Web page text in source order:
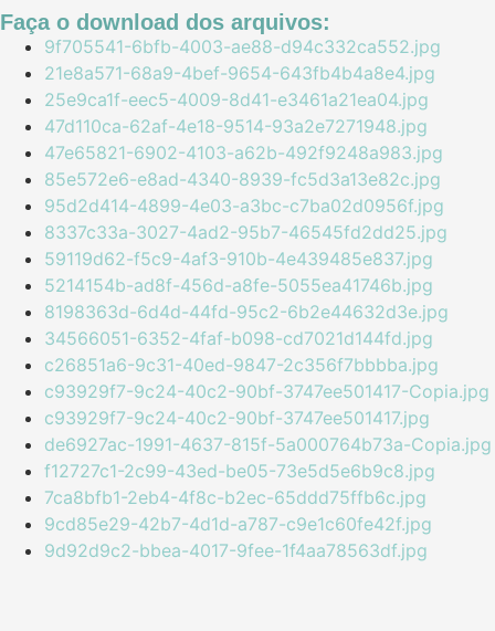
Faça o download dos arquivos:
9f705541-6bfb-4003-ae88-d94c332ca552.jpg
21e8a571-68a9-4bef-9654-643fb4b4a8e4.jpg
25e9ca1f-eec5-4009-8d41-e3461a21ea04.jpg
47d110ca-62af-4e18-9514-93a2e7271948.jpg
47e65821-6902-4103-a62b-492f9248a983.jpg
85e572e6-e8ad-4340-8939-fc5d3a13e82c.jpg
95d2d414-4899-4e03-a3bc-c7ba02d0956f.jpg
8337c33a-3027-4ad2-95b7-46545fd2dd25.jpg
59119d62-f5c9-4af3-910b-4e439485e837.jpg
5214154b-ad8f-456d-a8fe-5055ea41746b.jpg
8198363d-6d4d-44fd-95c2-6b2e44632d3e.jpg
34566051-6352-4faf-b098-cd7021d144fd.jpg
c26851a6-9c31-40ed-9847-2c356f7bbbba.jpg
c93929f7-9c24-40c2-90bf-3747ee501417-Copia.jpg
c93929f7-9c24-40c2-90bf-3747ee501417.jpg
de6927ac-1991-4637-815f-5a000764b73a-Copia.jpg
f12727c1-2c99-43ed-be05-73e5d5e6b9c8.jpg
7ca8bfb1-2eb4-4f8c-b2ec-65ddd75ffb6c.jpg
9cd85e29-42b7-4d1d-a787-c9e1c60fe42f.jpg
9d92d9c2-bbea-4017-9fee-1f4aa78563df.jpg